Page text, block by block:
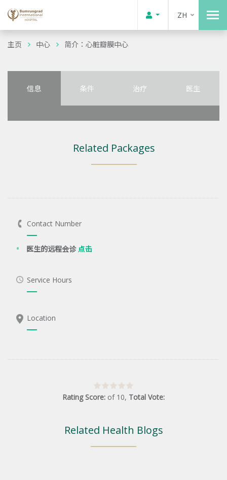
ZH
主页 中心 简介：心脏瓣膜中心
信息 条件 治疗 医生
Related Packages
Contact Number
医生的远程会诊点击
Service Hours
Location
Rating Score: of 10, Total Vote:
Related Health Blogs